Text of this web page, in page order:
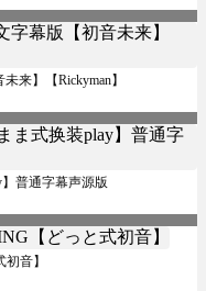
来】【Rickyman】
普通字幕声源版
音】